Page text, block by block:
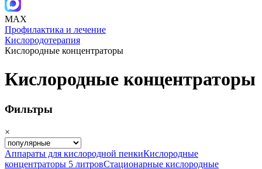
MAX
Профилактика и лечение
Кислородотерапия
Кислородные концентраторы
Кислородные концентраторы
Фильтры
×
Аппараты для кислородной пенкиКислородные
концентраторы 5 литровСтационарные кислородные